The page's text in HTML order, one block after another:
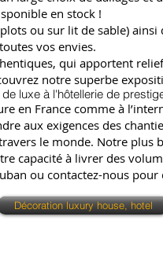
en stock !
ou sur lit de sable)
vos envies.
qui apportent
notre superbe
luxe à l'hôtellerie de
en France comme à
aux exigences des
le monde. Notre
capacité à livrer des
ou contactez-nous
Décoration luxury house, hotel